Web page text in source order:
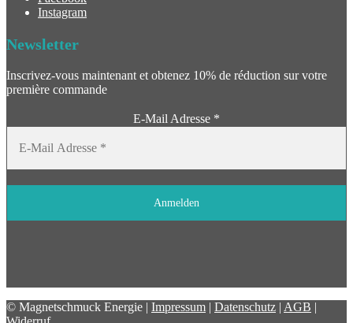
Instagram
Newsletter
Inscrivez-vous maintenant et obtenez 10% de réduction sur votre
première commande
E-Mail Adresse *
© Magnetschmuck Energie | Impressum | Datenschutz | AGB |